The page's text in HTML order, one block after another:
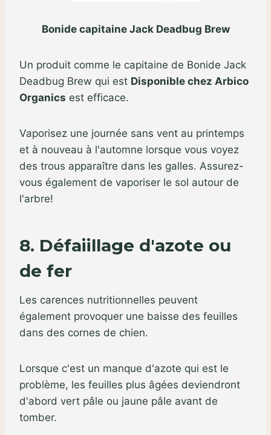
Bonide capitaine Jack Deadbug Brew
Un produit comme le capitaine de Bonide Jack
Deadbug Brew qui est Disponible chez Arbico
Organics est efficace.
Vaporisez une journée sans vent au printemps
et à nouveau à l'automne lorsque vous voyez
des trous apparaître dans les galles. Assurez-
vous également de vaporiser le sol autour de
l'arbre!
8. Défaiillage d'azote ou
de fer
Les carences nutritionnelles peuvent
également provoquer une baisse des feuilles
dans des cornes de chien.
Lorsque c'est un manque d'azote qui est le
problème, les feuilles plus âgées deviendront
d'abord vert pâle ou jaune pâle avant de
tomber.